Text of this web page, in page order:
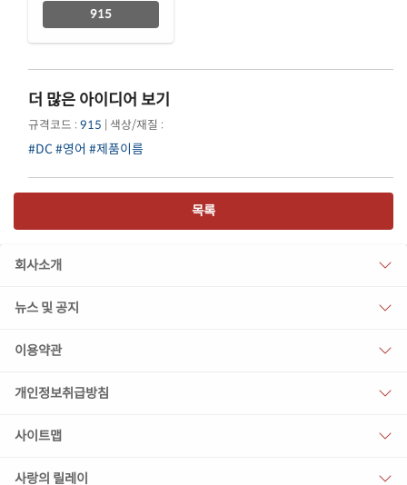
915
더 많은 아이디어 보기
규격코드 : 915 | 색상/재질 :
#DC#영어 #제품이름
목록
회사소개
뉴스 및 공지
이용약관
개인정보취급방침
사이트맵
사랑의 릴레이